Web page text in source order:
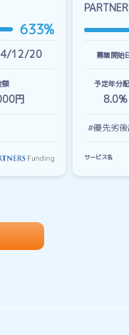
633%
12/20
額
円
募集開始
予定年分
8.0%
#優先劣後
サービス名